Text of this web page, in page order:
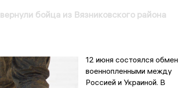
бойца из Вязниковского района
12 июня состоялся обмен
военнопленными между
Россией и Украиной. В